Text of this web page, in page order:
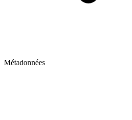
Métadonnées